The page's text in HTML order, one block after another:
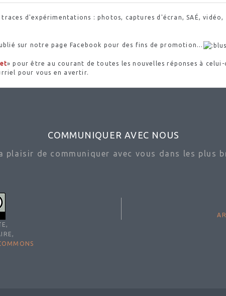
traces d'expérimentations : photos, captures d'écran,SAÉ, vidéo,
sur notre pageFacebook pour des fins de promotion...
» pour être au courant de toutes les nouvelles réponses à celui-
pour vous en avertir.
COMMUNIQUER AVEC NOUS
plaisir de communiquer avec vous dans les plus